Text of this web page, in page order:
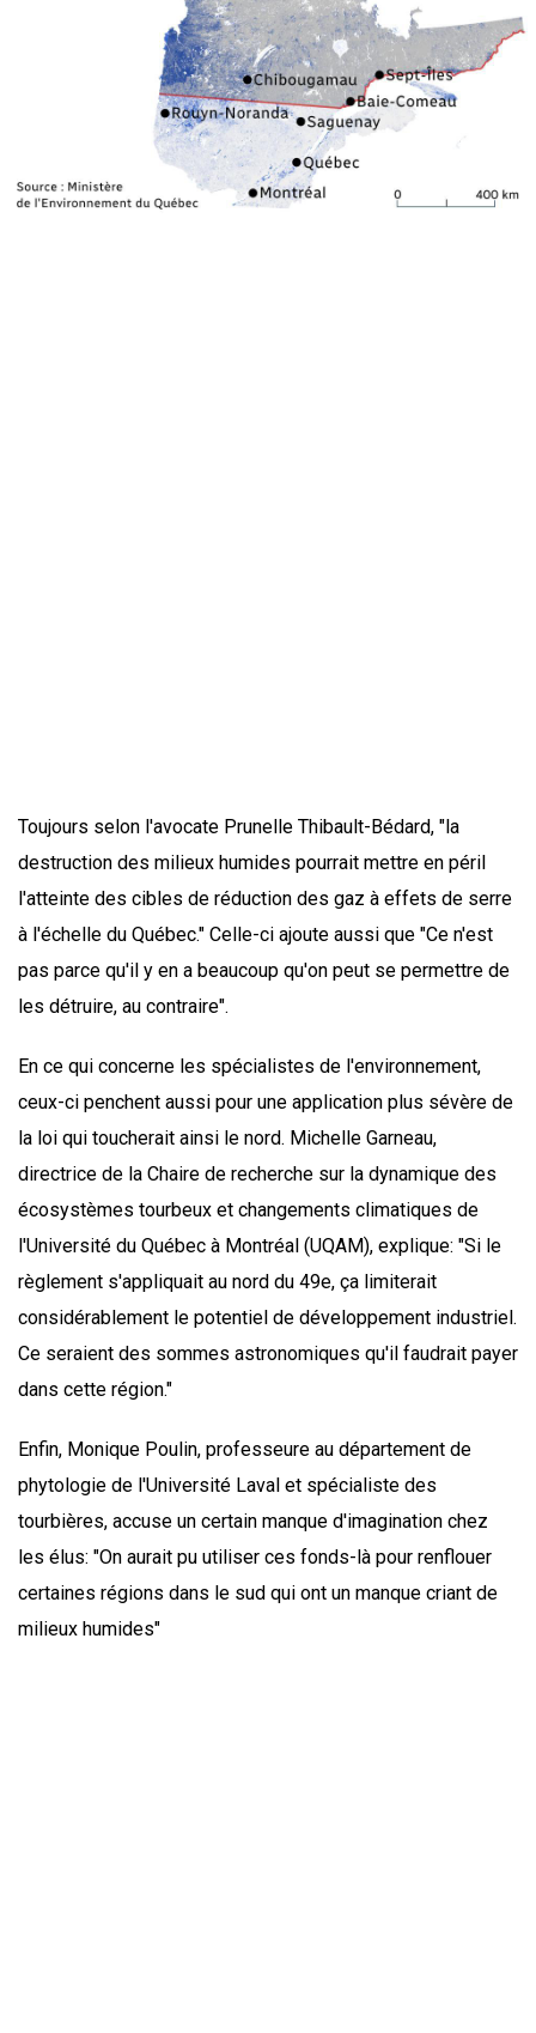
Toujours selon l'avocate Prunelle Thibault-Bédard, "la
destruction des milieux humides pourrait mettre en péril
l'atteinte des cibles de réduction des gaz à effets de serre
à l'échelle du Québec." Celle-ci ajoute aussi que "Ce n'est
pas parce qu'il y en a beaucoup qu'on peut se permettre de
les détruire, au contraire".
En ce qui concerne les spécialistes de l'environnement,
ceux-ci penchent aussi pour une application plus sévère de
la loi qui toucherait ainsi le nord. Michelle Garneau,
directrice de la Chaire de recherche sur la dynamique des
écosystèmes tourbeux et changements climatiques de
l'Université du Québec à Montréal (UQAM), explique: "Si le
règlement s'appliquait au nord du 49e, ça limiterait
considérablement le potentiel de développement industriel.
Ce seraient des sommes astronomiques qu'il faudrait payer
dans cette région."
Enfin, Monique Poulin, professeure au département de
phytologie de l'Université Laval et spécialiste des
tourbières, accuse un certain manque d'imagination chez
les élus: "On aurait pu utiliser ces fonds-là pour renflouer
certaines régions dans le sud qui ont un manque criant de
milieux humides"